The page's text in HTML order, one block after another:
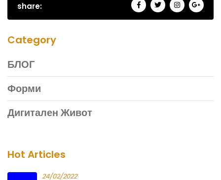
share:
Category
БЛОГ
Форми
Дигитален Живот
Hot Articles
24/02/2022